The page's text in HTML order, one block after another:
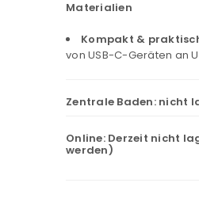
Materialien
Kompakt &
von USB-C-Geräten an
Zentrale Baden: nicht
Online: Derzeit nicht
werden)